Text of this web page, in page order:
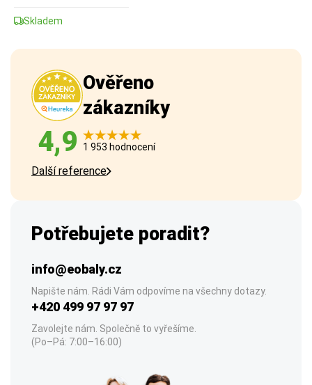
Skladem
Ověřeno
zákazníky
4,9 1 953 hodnocení
Další reference
Potřebujete poradit?
info@eobaly.cz
Napište nám. Rádi Vám odpovíme na všechny dotazy.
+420 499 97 97 97
Zavolejte nám. Společně to vyřešíme.
(Po–Pá: 7:00–16:00)